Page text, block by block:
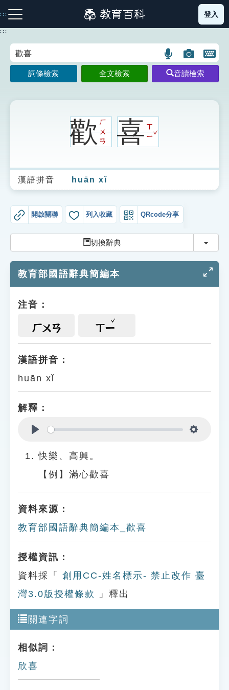
到
主
:::
注音索引圖示 筆畫索引圖示 部首索引表圖示
生字詞彙表
成語故事
索引選單
單字索引
遊戲專區
貓頭鷹博士
登入
:::
語
言
搜
圖
片
搜
開
鍵
圖
詞條檢索 全文檢索 音讀檢索
歡ㄏ
ㄨ
ㄢ
喜ㄒ
ㄧ
ˇ
漢語拼音 huān xǐ
開啟關聯 列入收藏 QRcode分享
切換辭典 切換
教育部國語辭典簡編本
注音：
ㄏㄨㄢ ㄒㄧ
漢語拼音：
huān xǐ
解釋：
快樂、高興。
【例】滿心歡喜
資料來源：
教育部國語辭典簡編本_歡喜
授權資訊：
資料採「
創用CC-姓名標示- 禁止改作 臺
灣3.0版授權條款
」釋出
關連字詞
相似詞：
欣喜